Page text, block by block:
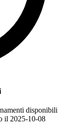
disponibili
il 2025-10-08